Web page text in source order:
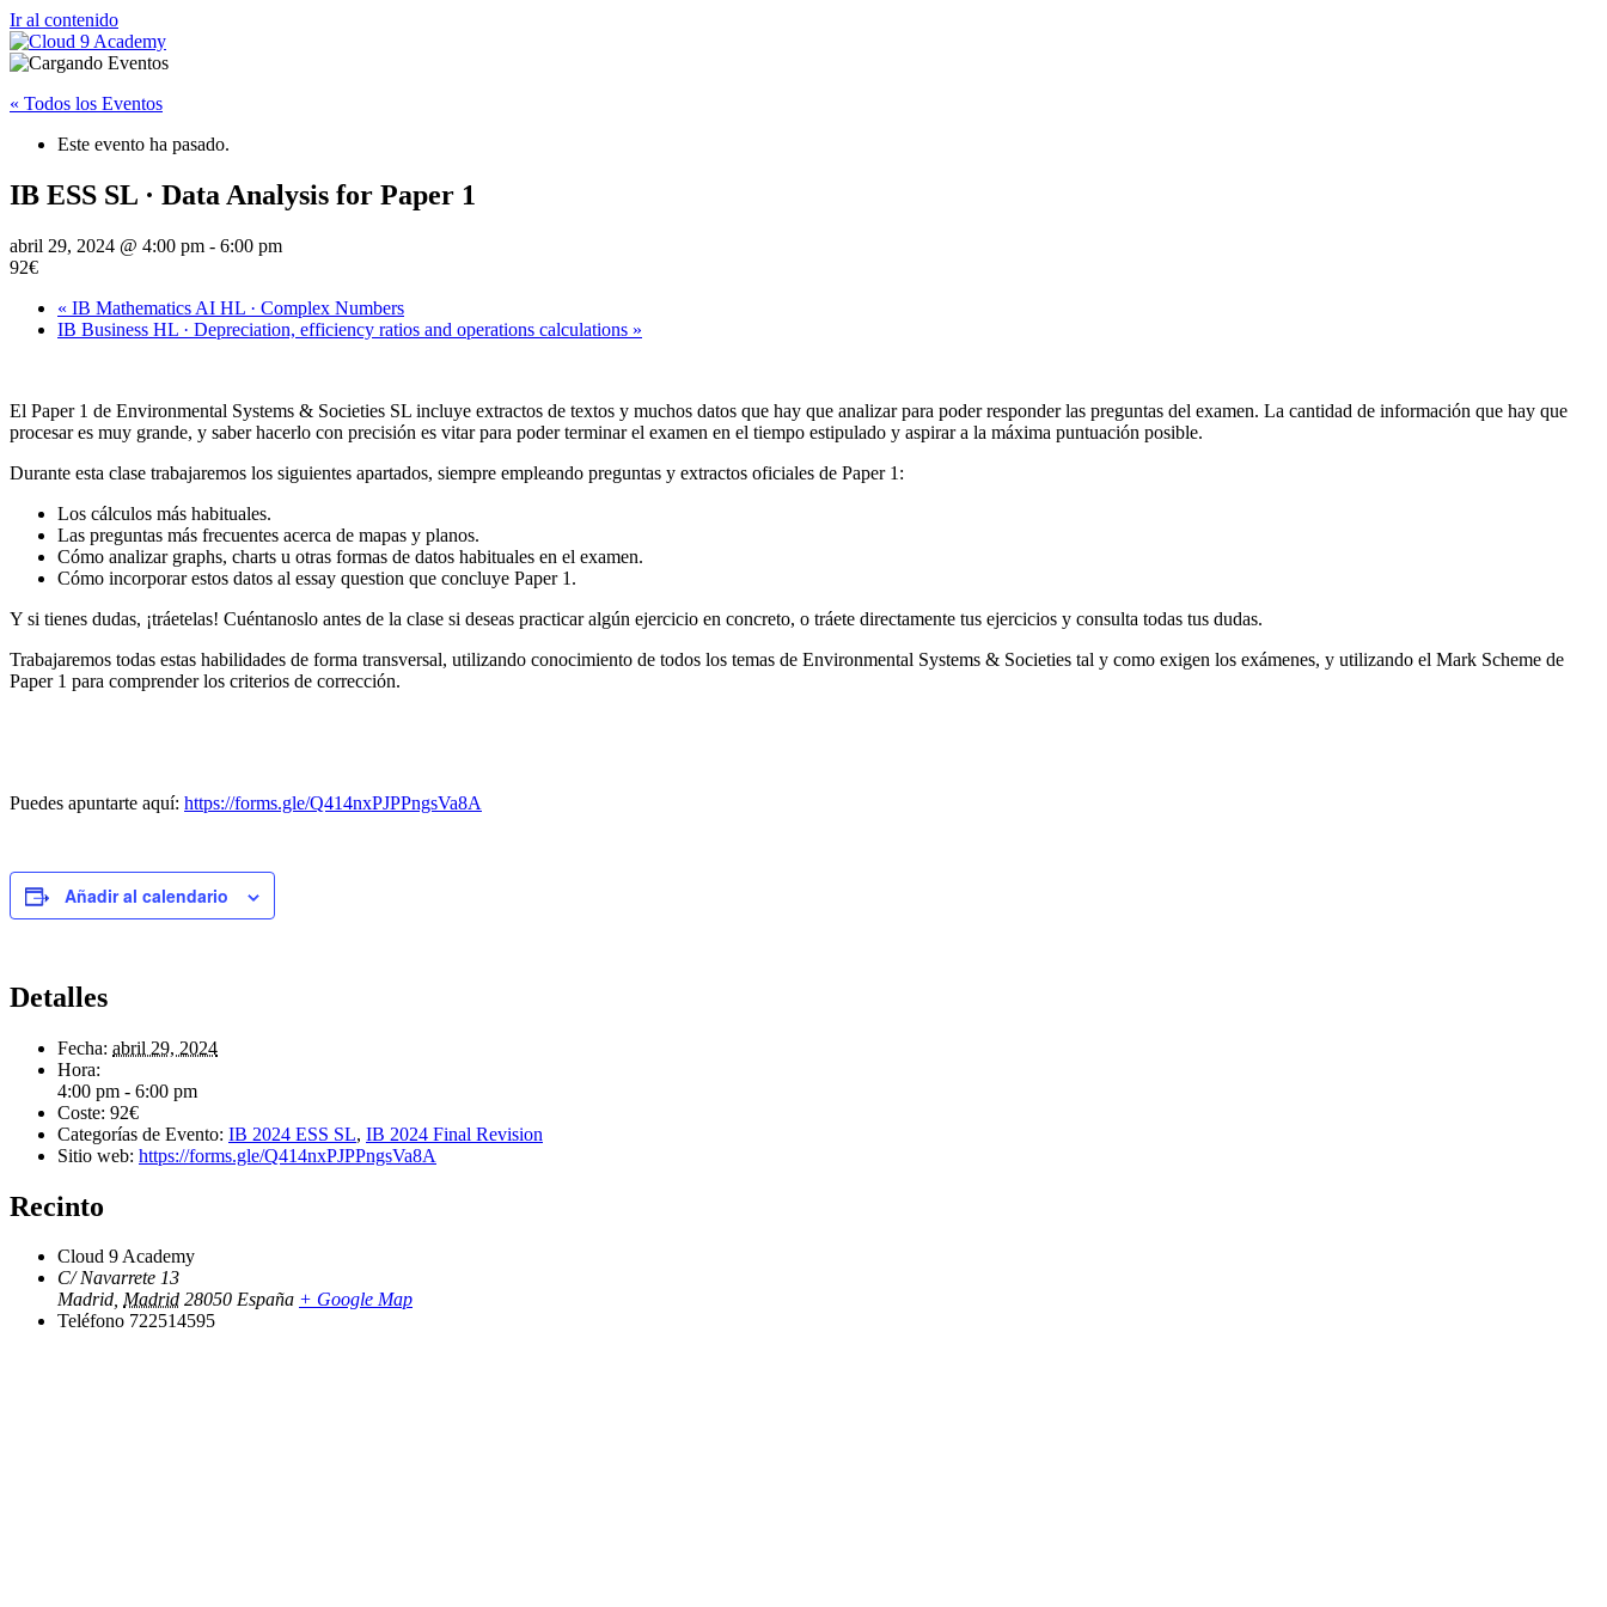
Ir al contenido
« Todos los Eventos
Este evento ha pasado.
IB ESS SL · Data Analysis for Paper 1
abril 29, 2024 @ 4:00 pm - 6:00 pm
92€
« IB Mathematics AI HL · Complex Numbers
IB Business HL · Depreciation, efficiency ratios and operations calculations »
El Paper 1 de Environmental Systems & Societies SL incluye extractos de textos y muchos datos que hay que analizar para poder responder las preguntas del examen. La cantidad de información que hay que
procesar es muy grande, y saber hacerlo con precisión es vitar para poder terminar el examen en el tiempo estipulado y aspirar a la máxima puntuación posible.
Durante esta clase trabajaremos los siguientes apartados, siempre empleando preguntas y extractos oficiales de Paper 1:
Los cálculos más habituales.
Las preguntas más frecuentes acerca de mapas y planos.
Cómo analizar graphs, charts u otras formas de datos habituales en el examen.
Cómo incorporar estos datos al essay question que concluye Paper 1.
Y si tienes dudas, ¡tráetelas! Cuéntanoslo antes de la clase si deseas practicar algún ejercicio en concreto, o tráete directamente tus ejercicios y consulta todas tus dudas.
Trabajaremos todas estas habilidades de forma transversal, utilizando conocimiento de todos los temas de Environmental Systems & Societies tal y como exigen los exámenes, y utilizando el Mark Scheme de
Paper 1 para comprender los criterios de corrección.
Puedes apuntarte aquí: https://forms.gle/Q414nxPJPPngsVa8A
Añadir al calendario
Detalles
Fecha: abril 29, 2024
Hora:
4:00 pm - 6:00 pm
Coste: 92€
Categorías de Evento: IB 2024 ESS SL, IB 2024 Final Revision
Sitio web: https://forms.gle/Q414nxPJPPngsVa8A
Recinto
Cloud 9 Academy
C/ Navarrete 13
Madrid, Madrid 28050 España + Google Map
Teléfono 722514595